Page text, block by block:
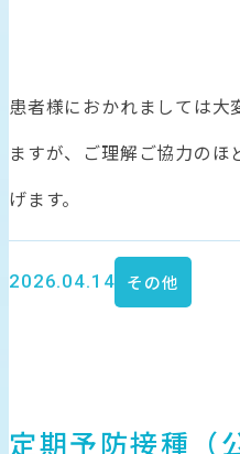
患者様におかれましては大
ますが、ご理解ご協力のほ
げます。
2026.04.14 その他
定期予防接種（